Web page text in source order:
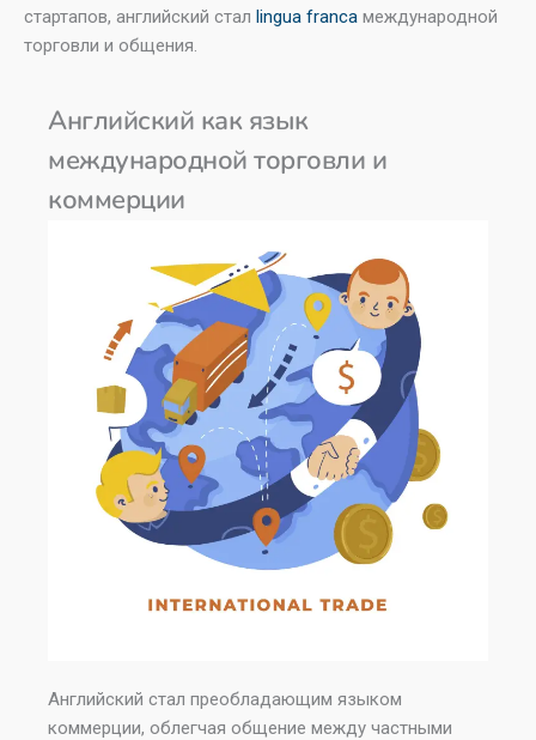
стартапов, английский стал lingua franca международной
торговли и общения.
Английский как язык
международной торговли и
коммерции
Английский стал преобладающим языком
коммерции, облегчая общение между частными